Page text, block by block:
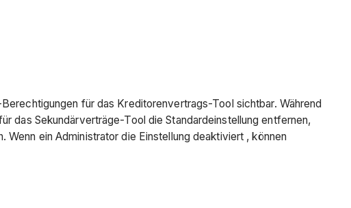
für das Kreditorenvertrags-Tool sichtbar. Während
das Sekundärverträge-Tool die Standardeinstellung entfernen,
ein Administrator die Einstellung deaktiviert , können